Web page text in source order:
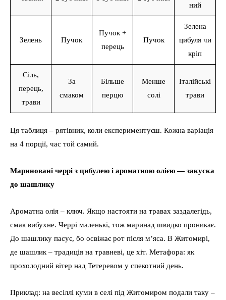
ний
Зелень Пучок
Пучок +
перець
Пучок
Зелена
цибуля чи
кріп
Сіль,
перець,
трави
За
смаком
Більше
перцю
Менше
солі
Італійські
трави
Ця таблиця – рятівник, коли експериментуєш. Кожна варіація
на 4 порції, час той самий.
Мариновані черрі з цибулею і ароматною олією — закуска
до шашлику
Ароматна олія – ключ. Якщо настояти на травах заздалегідь,
смак вибухне. Черрі маленькі, тож маринад швидко проникає.
До шашлику пасує, бо освіжає рот після м’яса. В Житомирі,
де шашлик – традиція на травневі, це хіт. Метафора: як
прохолодний вітер над Тетеревом у спекотний день.
Приклад: на весіллі куми в селі під Житомиром подали таку –